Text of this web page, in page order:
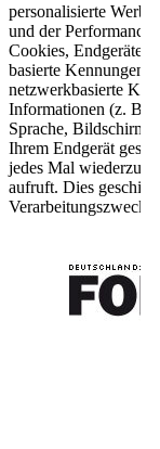
personalisierte
und der Performance
Cookies, Endgeräte-
basierte Kennungen,
netzwerkbasierte
Informationen (z. B.
Sprache,
Ihrem Endgerät
jedes Mal
aufruft. Dies
Verarbeitungszwecke.
FONDS